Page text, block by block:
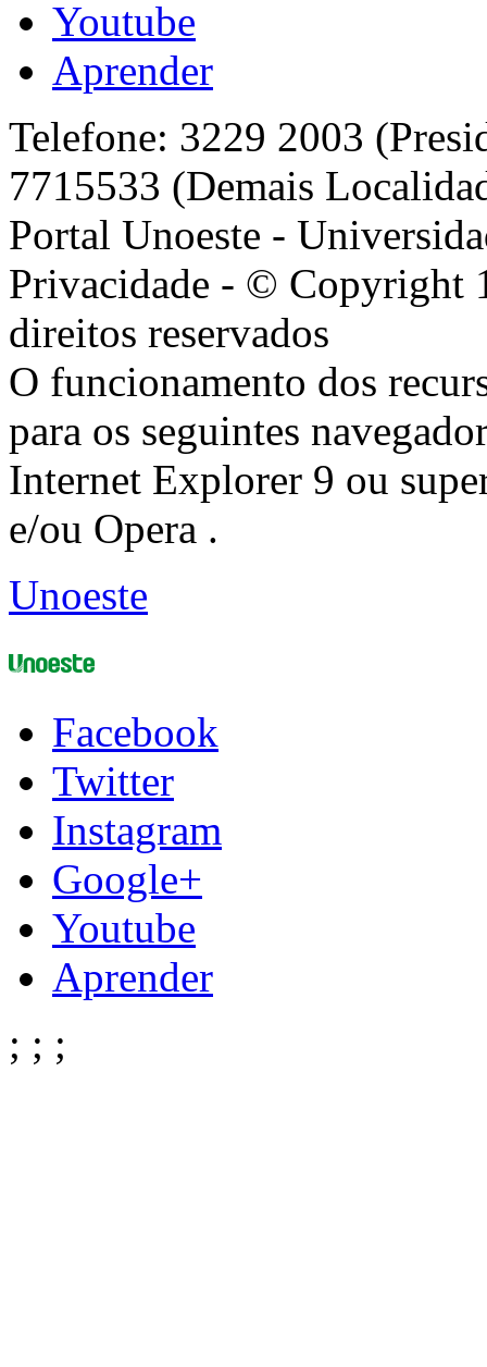
Youtube
Aprender
Telefone: 3229 2003
7715533 (Demais
Portal Unoeste -
Privacidade - © Copyright
direitos reservados
O funcionamento dos
para os seguintes
Internet Explorer 9 ou
e/ou Opera .
Unoeste
Facebook
Twitter
Instagram
Google+
Youtube
Aprender
; ; ;